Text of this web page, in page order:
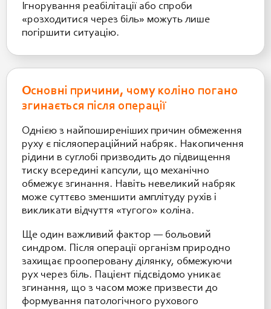
Ігнорування реабілітації або спроби
«розходитися через біль» можуть лише
погіршити ситуацію.
Основні причини, чому коліно погано
згинається після операції
Однією з найпоширеніших причин обмеження
руху є післяопераційний набряк. Накопичення
рідини в суглобі призводить до підвищення
тиску всередині капсули, що механічно
обмежує згинання. Навіть невеликий набряк
може суттєво зменшити амплітуду рухів і
викликати відчуття «тугого» коліна.
Ще один важливий фактор — больовий
синдром. Після операції організм природно
захищає прооперовану ділянку, обмежуючи
рух через біль. Пацієнт підсвідомо уникає
згинання, що з часом може призвести до
формування патологічного рухового